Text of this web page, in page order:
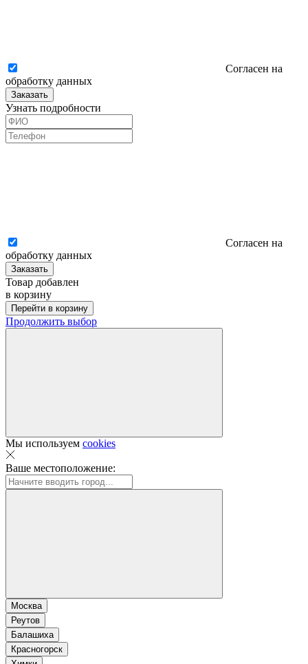
Согласен на
обработку данных
Заказать
Узнать подробности
Согласен на
обработку данных
Заказать
Товар добавлен
в корзину
Перейти в корзину
Продолжить выбор
Мы используем cookies
Ваше местоположение:
Москва
Реутов
Балашиха
Красногорск